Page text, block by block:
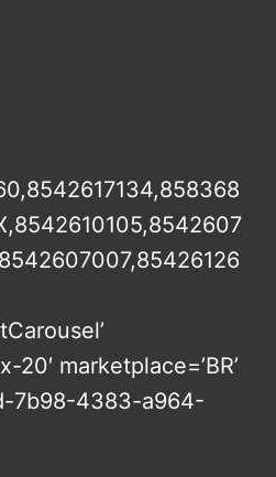
20′ marketplace=’BR’
7b98-4383-a964-